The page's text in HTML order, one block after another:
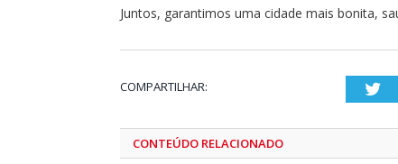
Juntos, garantimos uma cidade mais bonita,
COMPARTILHAR:
CONTEÚDO RELACIONADO